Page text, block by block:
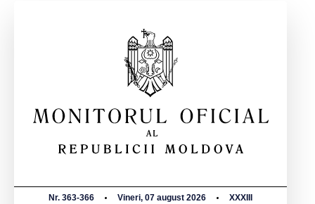
Nr. 363-366 Vineri, 07 august 2026 XXXIII